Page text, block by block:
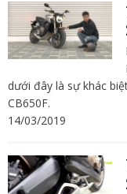
dưới đây là sự khác
CB650F.
14/03/2019